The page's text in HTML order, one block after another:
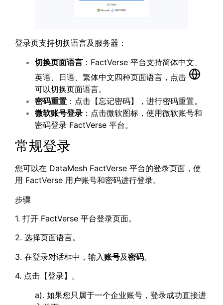
登录页支持切换语言及服务器：
切换页面语言 ：FactVerse 平台支持简体中文、
英语、日语、繁体中文四种页面语言，点击
可以切换页面语言。
密码重置 ：点击【忘记密码】，进行密码重置。
微软账号登录 ：点击微软图标，使用微软账号和
密码登录 FactVerse 平台。
常规登录
您可以在 DataMesh FactVerse 平台的登录页面，使
用 FactVerse 用户账号和密码进行登录。
步骤
1. 打开 FactVerse 平台登录页面。
2. 选择页面语言。
3. 在登录对话框中，输入 账号及密码。
4. 点击【登录】。
a). 如果您只属于一个企业账号，登录成功直接进